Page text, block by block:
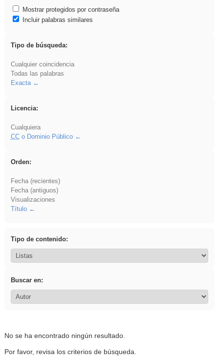
Mostrar protegidos por contraseña
Incluir palabras similares
Tipo de búsqueda:
Cualquier coincidencia
Todas las palabras
Exacta
Licencia:
Cualquiera
CCo Dominio Público
Orden:
Fecha (recientes)
Fecha (antiguos)
Visualizaciones
Título
Tipo de contenido:
Buscar en:
No se ha encontrado ningún resultado.
Por favor, revisa los criterios de búsqueda.